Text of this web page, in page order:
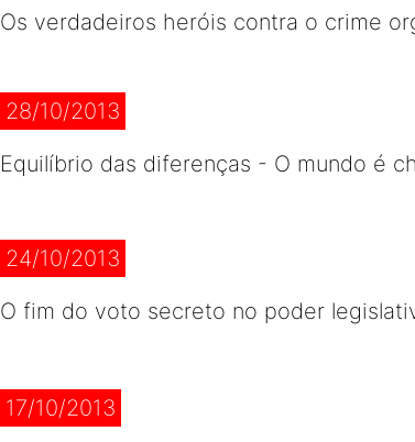
Os verdadeiros heróis contra o crime
28/10/2013
Equilíbrio das diferenças - O mundo é
24/10/2013
O fim do voto secreto no poder
17/10/2013